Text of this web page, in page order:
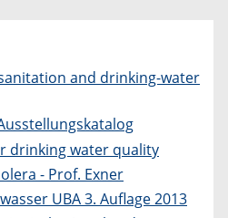
and drinking-water
drinking water quality
- Prof. Exner
UBA 3. Auflage 2013